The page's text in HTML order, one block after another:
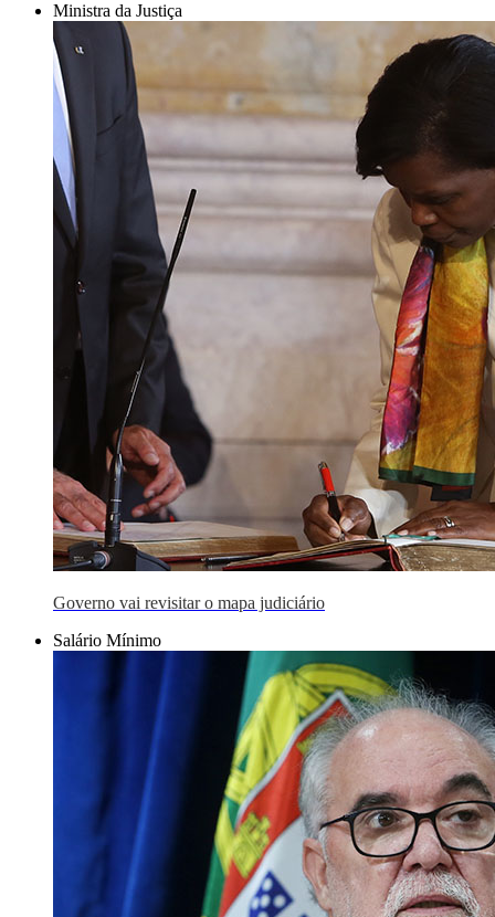
Ministra da Justiça
Governo vai revisitar o mapa judiciário
Salário Mínimo